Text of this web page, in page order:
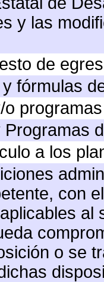
y las
de
fórmulas
a los
con
al
o se